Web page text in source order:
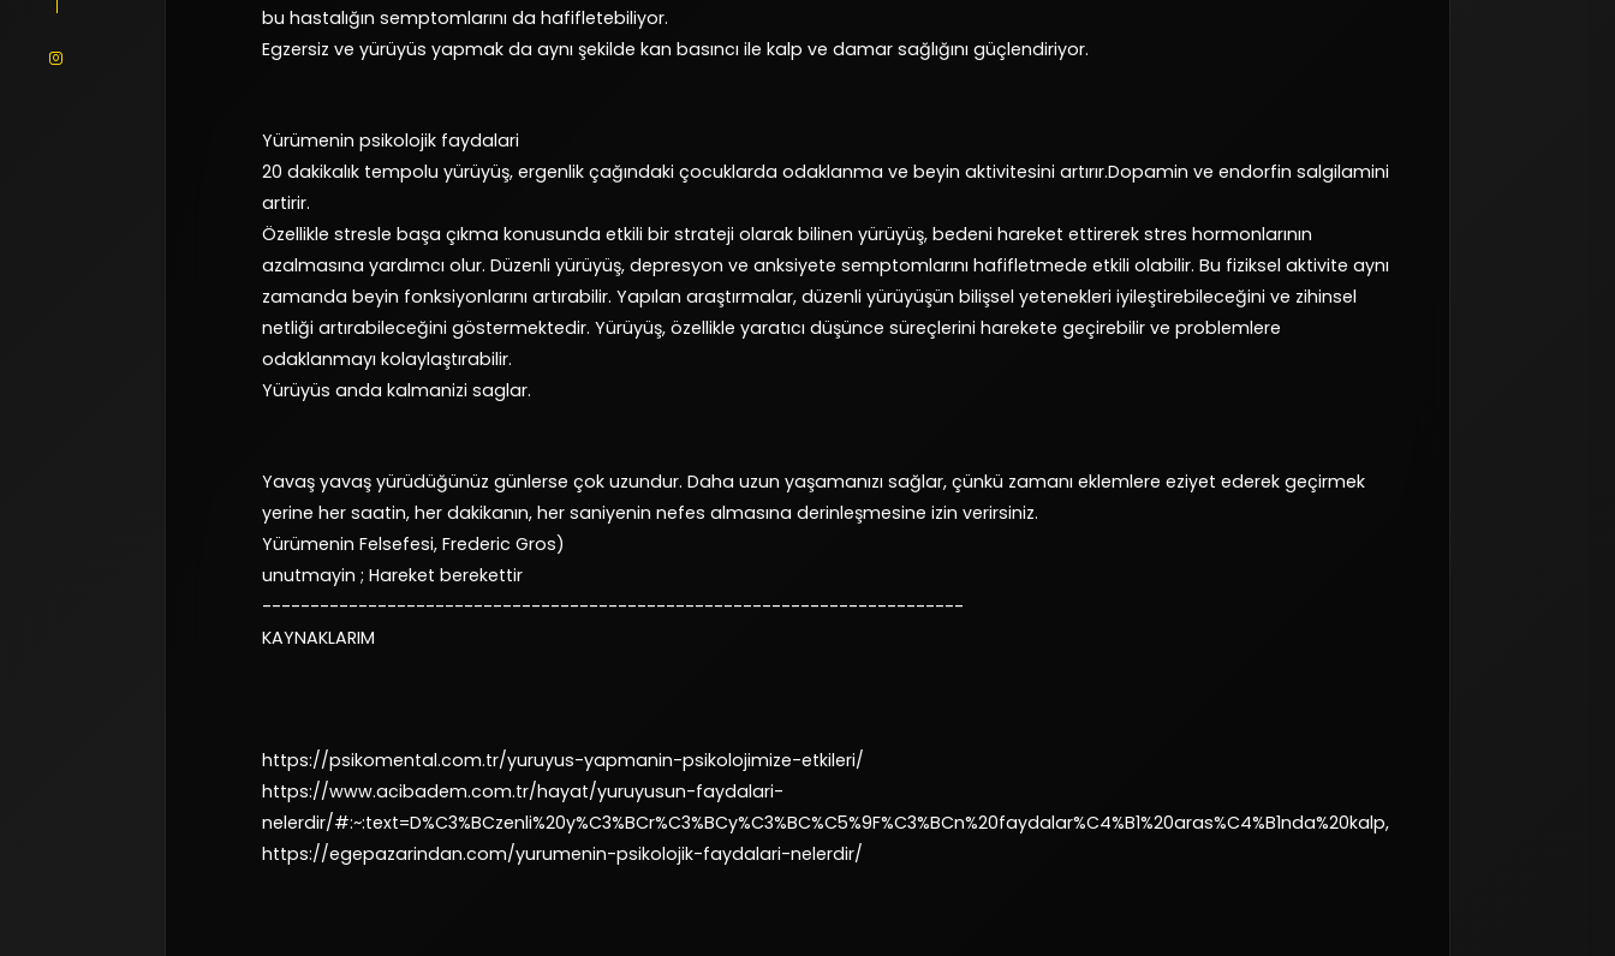
bu hastalığın semptomlarını da hafifletebiliyor.
Egzersiz ve yürüyüs yapmak da aynı şekilde kan basıncı ile kalp ve damar sağlığını güçlendiriyor.
Yürümenin psikolojik faydalari
20 dakikalık tempolu yürüyüş, ergenlik çağındaki çocuklarda odaklanma ve beyin aktivitesini artırır.Dopamin ve endorfin salgilamini
artirir.
Özellikle stresle başa çıkma konusunda etkili bir strateji olarak bilinen yürüyüş, bedeni hareket ettirerek stres hormonlarının
azalmasına yardımcı olur. Düzenli yürüyüş, depresyon ve anksiyete semptomlarını hafifletmede etkili olabilir. Bu fiziksel aktivite aynı
zamanda beyin fonksiyonlarını artırabilir. Yapılan araştırmalar, düzenli yürüyüşün bilişsel yetenekleri iyileştirebileceğini ve zihinsel
netliği artırabileceğini göstermektedir. Yürüyüş, özellikle yaratıcı düşünce süreçlerini harekete geçirebilir ve problemlere
odaklanmayı kolaylaştırabilir.
Yürüyüs anda kalmanizi saglar.
Yavaş yavaş yürüdüğünüz günlerse çok uzundur. Daha uzun yaşamanızı sağlar, çünkü zamanı eklemlere eziyet ederek geçirmek
yerine her saatin, her dakikanın, her saniyenin nefes almasına derinleşmesine izin verirsiniz.
Yürümenin Felsefesi, Frederic Gros)
unutmayin ; Hareket berekettir
-------------------------------------------------------------------------
KAYNAKLARIM
https://psikomental.com.tr/yuruyus-yapmanin-psikolojimize-etkileri/
https://www.acibadem.com.tr/hayat/yuruyusun-faydalari-
nelerdir/
https://egepazarindan.com/yurumenin-psikolojik-faydalari-nelerdir/